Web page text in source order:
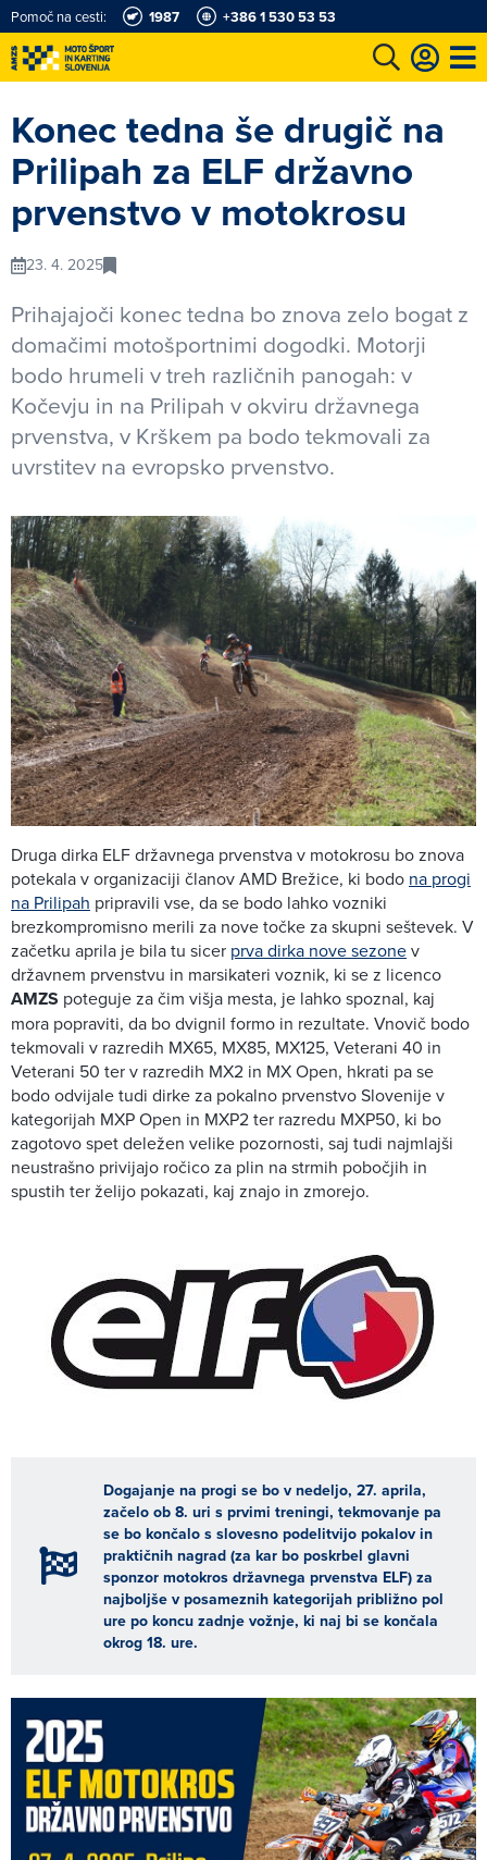
Pomoč na cesti: 1987 +386 1 530 53 53
Konec tedna še drugič na
Prilipah za ELF državno
prvenstvo v motokrosu
23. 4. 2025
Prihajajoči konec tedna bo znova zelo bogat z
domačimi motošportnimi dogodki. Motorji
bodo hrumeli v treh različnih panogah: v
Kočevju in na Prilipah v okviru državnega
prvenstva, v Krškem pa bodo tekmovali za
uvrstitev na evropsko prvenstvo.
Druga dirka ELF državnega prvenstva v motokrosu bo znova
potekala v organizaciji članov AMD Brežice, ki bodo na progi
na Prilipah pripravili vse, da se bodo lahko vozniki
brezkompromisno merili za nove točke za skupni seštevek. V
začetku aprila je bila tu sicer prva dirka nove sezonev
državnem prvenstvu in marsikateri voznik, ki se z licenco
AMZS poteguje za čim višja mesta, je lahko spoznal, kaj
mora popraviti, da bo dvignil formo in rezultate. Vnovič bodo
tekmovali v razredih MX65, MX85, MX125, Veterani 40 in
Veterani 50 ter v razredih MX2 in MX Open, hkrati pa se
bodo odvijale tudi dirke za pokalno prvenstvo Slovenije v
kategorijah MXP Open in MXP2 ter razredu MXP50, ki bo
zagotovo spet deležen velike pozornosti, saj tudi najmlajši
neustrašno privijajo ročico za plin na strmih pobočjih in
spustih ter želijo pokazati, kaj znajo in zmorejo.
Dogajanje na progi se bo v nedeljo, 27. aprila,
začelo ob 8. uri s prvimi treningi, tekmovanje pa
se bo končalo s slovesno podelitvijo pokalov in
praktičnih nagrad (za kar bo poskrbel glavni
sponzor motokros državnega prvenstva ELF) za
najboljše v posameznih kategorijah približno pol
ure po koncu zadnje vožnje, ki naj bi se končala
okrog 18. ure.